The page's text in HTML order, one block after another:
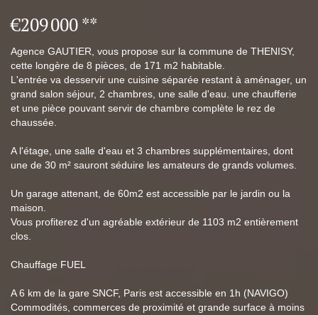
€209 000**
Agence GAUTIER, vous propose sur la commune de THENISY,
cette longère de 8 pièces, de 171 m2 habitable.
L'entrée va desservir une cuisine séparée restant à aménager, un
grand salon séjour, 2 chambres, une salle d'eau. une chaufferie
et une pièce pouvant servir de chambre complète le rez de
chaussée.
A l'étage, une salle d'eau et 3 chambres supplémentaires, dont
une de 30 m² sauront séduire les amateurs de grands volumes.
Un garage attenant, de 60m2 est accessible par le jardin ou la
maison.
Vous profiterez d'un agréable extérieur de 1103 m2 entièrement
clos.
Chauffage FUEL
A 6 km de la gare SNCF, Paris est accessible en 1h (NAVIGO)
Commodités, commerces de proximité et grande surface à moins